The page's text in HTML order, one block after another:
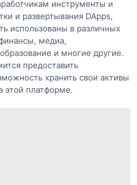
инструменты и
и развертывания DApps,
использованы в различных
медиа,
и многие другие.
предоставить
хранить свои активы
этой платформе.